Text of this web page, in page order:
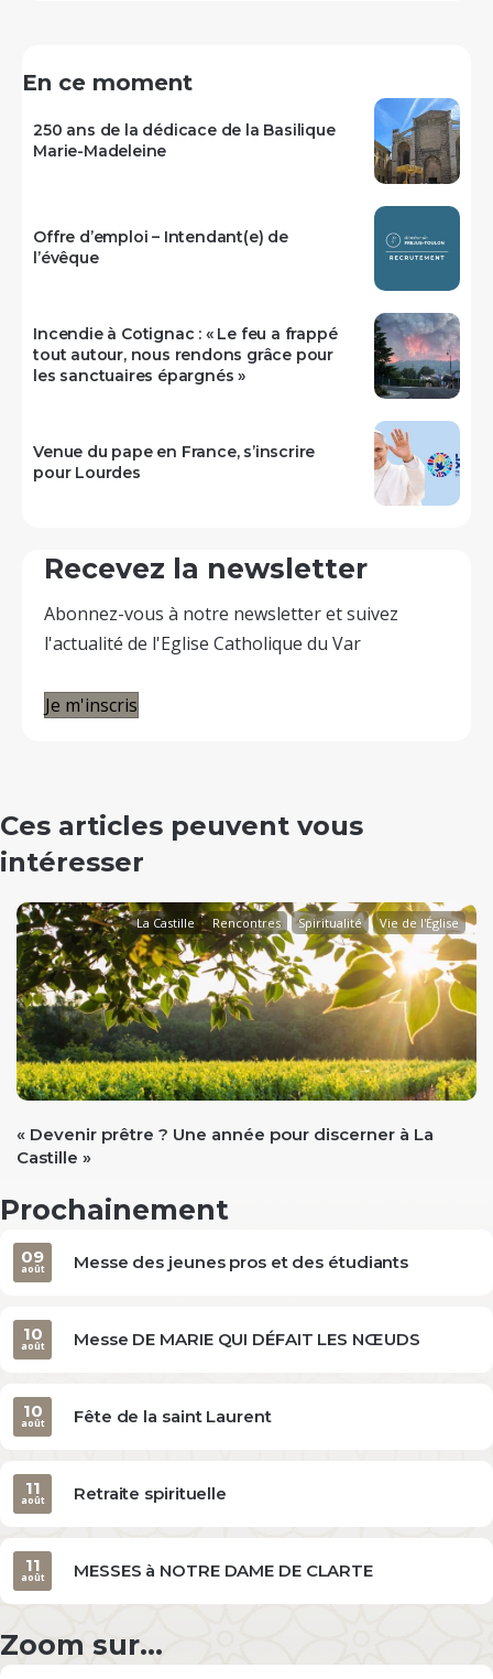
En ce moment
250 ans de la dédicace de la Basilique
Marie-Madeleine
Offre d’emploi – Intendant(e) de
l’évêque
Incendie à Cotignac : « Le feu a frappé
tout autour, nous rendons grâce pour
les sanctuaires épargnés »
Venue du pape en France, s’inscrire
pour Lourdes
Recevez la newsletter
Abonnez-vous à notre newsletter et suivez
l'actualité de l'Eglise Catholique du Var
Je m'inscris
Ces articles peuvent vous
intéresser
La Castille Rencontres Spiritualité Vie de l'Église
« Devenir prêtre ? Une année pour discerner à La
Castille »
Prochainement
Messe des jeunes pros et des étudiants
09
août
Messe DE MARIE QUI DÉFAIT LES NŒUDS
10
août
Fête de la saint Laurent
10
août
Retraite spirituelle
11
août
MESSES à NOTRE DAME DE CLARTE
11
août
Zoom sur...